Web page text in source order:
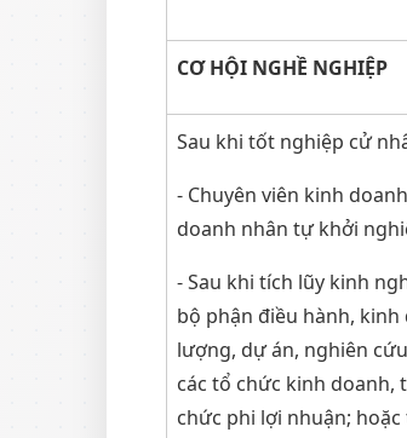
CƠ HỘI NGHỀ NGHIỆP
Sau khi tốt nghiệp cử
- Chuyên viên kinh
doanh nhân tự khởi
- Sau khi tích lũy kinh
bộ phận điều hành,
lượng, dự án, nghiên
các tổ chức kinh doanh,
chức phi lợi nhuận;